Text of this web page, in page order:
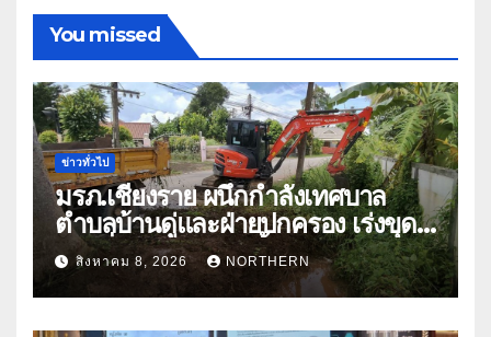
You missed
ข่าวทั่วไป
มรภ.เชียงราย ผนึกกำลังเทศบาล
ตำบลบ้านดู่และฝ่ายปกครอง เร่งขุด
ลอกสิ่งกีดขวางทางน้ำ ป้องกันและลด
ปัญหาน้ำท่วม
สิงหาคม 8, 2026 NORTHERN